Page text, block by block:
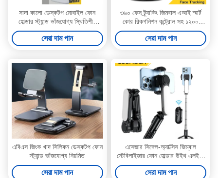
সাদা কালো ডেস্কটপ মোবাইল ফোন
হোল্ডার স্ট্যান্ড ভাঁজযোগ্য স্থিতিশীল
ননস্লিপ
সেরা দাম পান
৩৬০ ফেস ট্র্যাকিং জিমবাল এআই স্মার্ট
কোর রিকগনিশন কন্ট্রোল সহ ১২০০
এমএএইচ ব্যাটারি গাড়ি ফোন হোল্ডার
সেরা দাম পান
এবিএস জিংক খাদ সিলিকন ডেস্কটপ ফোন
স্ট্যান্ড ভাঁজযোগ্য নিয়মিত
সেরা দাম পান
এসেজার সিঙ্গেল-অ্যাক্সিস জিম্বাল
স্টেবিলাইজার ফোন হোল্ডার উইথ এলইডি
ফিল লাইট হ্যান্ডহেল্ড মোবাইল ফোন স্ট্যান্ড
সেরা দাম পান